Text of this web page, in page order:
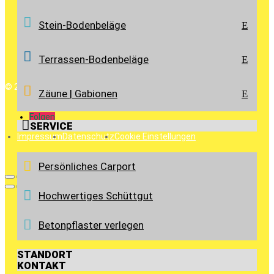
Stein-Bodenbeläge E
Terrassen-Bodenbeläge E
Zäune | Gabionen E
SERVICE
Persönliches Carport
Hochwertiges Schüttgut
Betonpflaster verlegen
STANDORT
KONTAKT
© 2026
Folgen
ImpressumDatenschutzCookie Einstellungen